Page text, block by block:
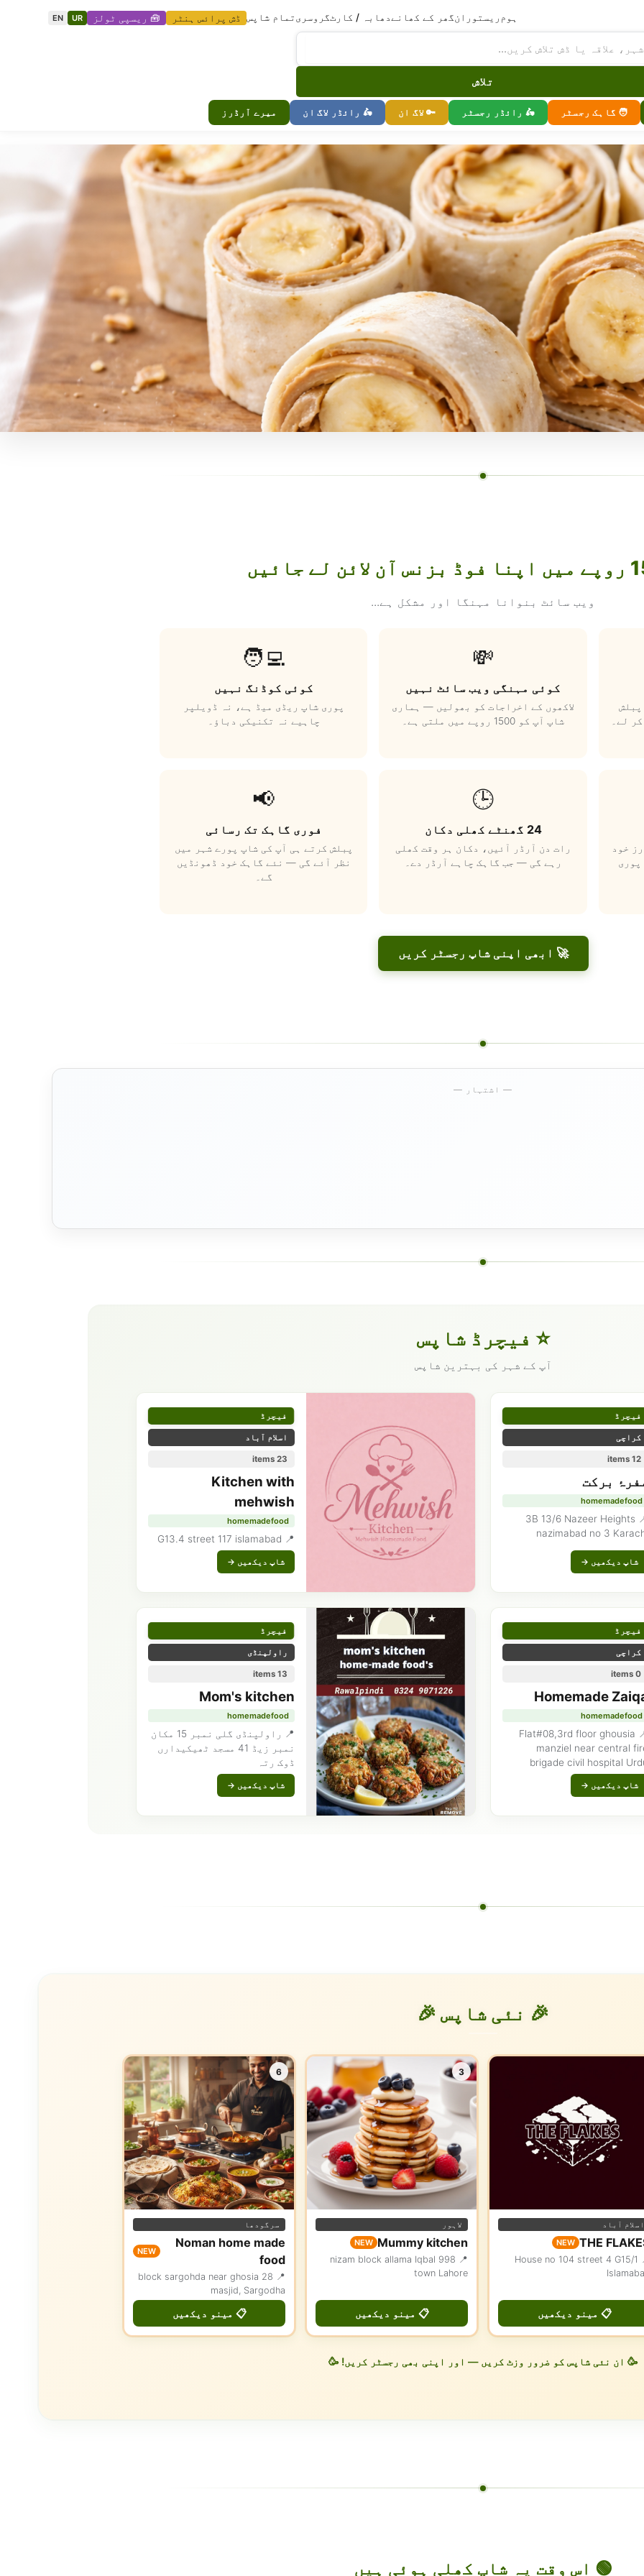
ہوم ریستورانگھر کے کھانےدھابہ / کارٹگروسریتمام شاپس ڈش پرائس ہنٹر 🧰 ریسپی ٹولز UR
EN
تلاش
🧑 گاہک رجسٹر 🛵 رائڈر رجسٹر 🔑 لاگ ان 🛵 رائڈر لاگ ان میرے آرڈرز
ویب سائٹ بنوانا مہنگا اور مشکل ہے...
لے۔
💸
کوئی مہنگی ویب سائٹ نہیں
لاکھوں کے اخراجات کو بھولیں — ہماری
شاپ آپ کو 1500 روپے میں ملتی ہے۔
🧑‍💻
کوئی کوڈنگ نہیں
پوری شاپ ریڈی میڈ ہے، نہ ڈویلپر
چاہیے نہ تکنیکی دباؤ۔
خود
🕒
24 گھنٹے کھلی دکان
رات دن آرڈر آئیں، دکان ہر وقت کھلی
رہے گی — جب گاہک چاہے آرڈر دے۔
📢
فوری گاہک تک رسائی
پبلش کرتے ہی آپ کی شاپ پورے شہر میں
نظر آئے گی — نئے گاہک خود ڈھونڈیں
گے۔
🚀 ابھی اپنی شاپ رجسٹر کریں
— اشتہار —
⭐ فیچرڈ شاپس
آپ کے شہر کی بہترین شاپس
فیچرڈ
کراچی
12 items
برکت
homemadefood
📍 3B 13/6 Nazeer Heights
nazimabad no 3
شاپ دیکھیں →
فیچرڈ
اسلام آباد
23 items
Kitchen with
mehwish
homemadefood
📍 G13.4 street 117 islamabad
شاپ دیکھیں →
فیچرڈ
کراچی
0 items
Homemade
homemadefood
📍 Flat#08,3rd floor ghousia
manziel near central
brigade civil hospital
university hira lal ganatra
شاپ دیکھیں →
فیچرڈ
راولپنڈی
13 items
Mom's kitchen
homemadefood
📍 راولپنڈی گلی نمبر 15 مکان
نمبر زیڈ 41 مسجد ٹھیکیدارں
ڈوک رتہ
شاپ دیکھیں →
🎉 نئی شاپس 🎉
اسلام آباد
THE
NEW
📍 House no 104 street 4 G15/1
📋 مینو دیکھیں
3
لاہور
Mummy kitchen
NEW
📍 998 nizam block allama Iqbal
town Lahore
📋 مینو دیکھیں
6
سرگودھا
Noman home made
food
NEW
📍 28 block sargohda near ghosia
masjid, Sargodha
📋 مینو دیکھیں
🥳 ان نئی شاپس کو ضرور وزٹ کریں — اور اپنی بھی رجسٹر کریں! 🥳
🟢 اس وقت یہ شاپ کھلی ہوئی ہیں